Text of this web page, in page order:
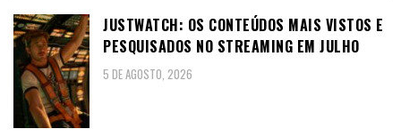
JUSTWATCH: OS CONTEÚDOS MAIS VISTOS E
PESQUISADOS NO STREAMING EM JULHO
5 DE AGOSTO, 2026